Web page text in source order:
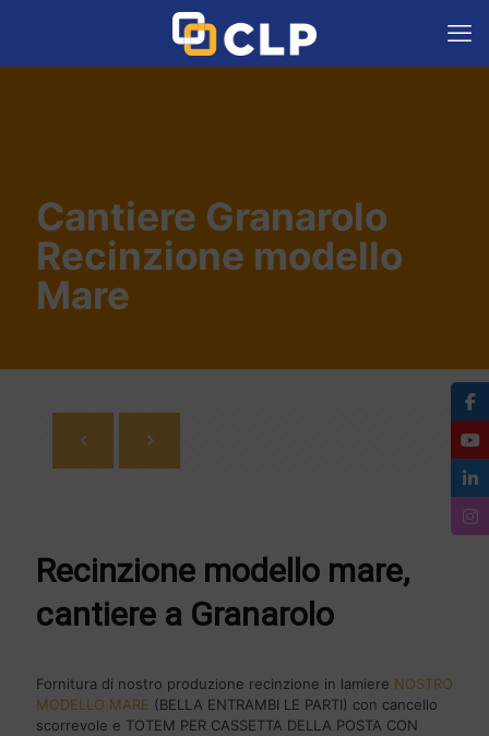
Cantiere Granarolo
Recinzione modello
Mare
Recinzione modello mare,
cantiere a Granarolo
Fornitura di nostro produzione recinzione in lamiere NOSTRO
MODELLO MARE (BELLA ENTRAMBI LE PARTI) con cancello
scorrevole e TOTEM PER CASSETTA DELLA POSTA CON